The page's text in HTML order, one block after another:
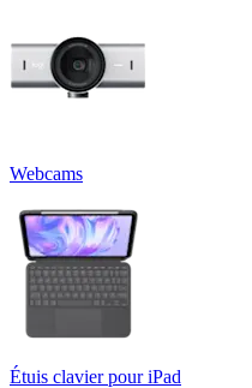
Webcams
Étuis clavier pour iPad